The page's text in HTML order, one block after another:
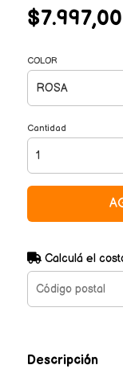
$7.997,00
COLOR
Cantidad
Calculá el
Descripción